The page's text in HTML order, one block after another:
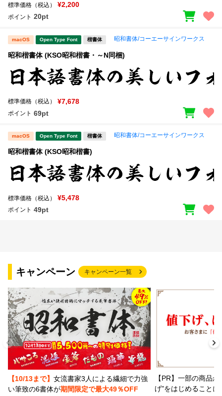
標準価格（税込） ¥2,200
ポイント 20pt
macOS Open Type Font 楷書体 昭和書体/コーエーサインワークス
昭和楷書体 (KSO昭和楷書・～N同梱)
標準価格（税込） ¥7,678
ポイント 69pt
macOS Open Type Font 楷書体 昭和書体/コーエーサインワークス
昭和楷書体 (KSO昭和楷書)
標準価格（税込） ¥5,478
ポイント 49pt
キャンペーン キャンペーン一覧
【10/13まで】 女流書家3人による繊細で力強
い筆致の6書体が期間限定で最大49％OFF
【PR】一部の商品
げ"をはじめること